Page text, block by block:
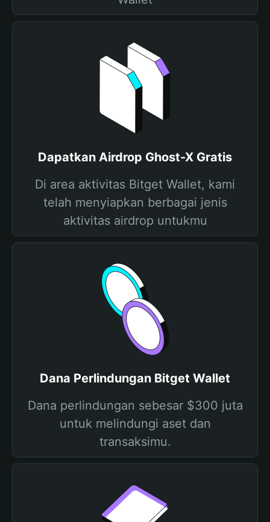
Dapatkan Airdrop Ghost-X Gratis
Di area aktivitas Bitget Wallet, kami
telah menyiapkan berbagai jenis
aktivitas airdrop untukmu
Dana Perlindungan Bitget Wallet
Dana perlindungan sebesar $300 juta
untuk melindungi aset dan
transaksimu.